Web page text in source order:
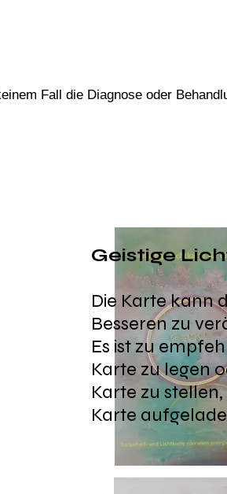
Fall die Diagnose oder
Geistige
Die Karte kann
Besseren zu
Es ist zu
Karte zu legen
Karte zu
Karte